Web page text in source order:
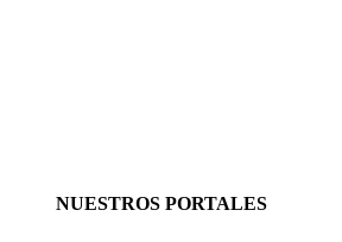
NUESTROS PORTALES